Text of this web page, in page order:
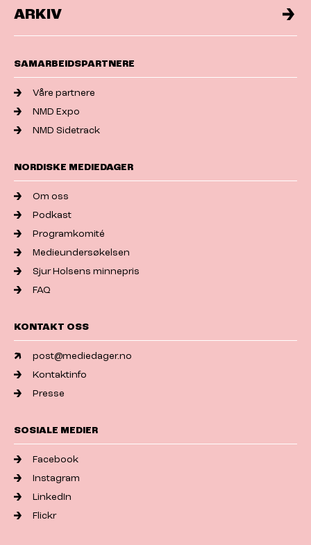
ARKIV
SAMARBEIDSPARTNERE
Våre partnere
NMD Expo
NMD Sidetrack
NORDISKE MEDIEDAGER
Om oss
Podkast
Programkomité
Medieundersøkelsen
Sjur Holsens minnepris
FAQ
KONTAKT OSS
post@mediedager.no
Kontaktinfo
Presse
SOSIALE MEDIER
Facebook
Instagram
LinkedIn
Flickr